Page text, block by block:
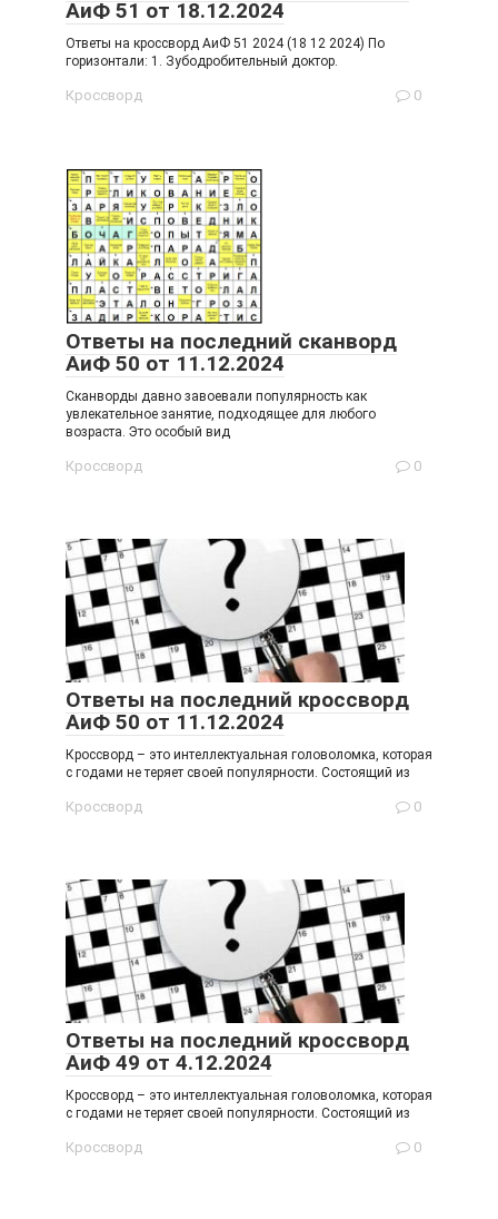
АиФ 51 от 18.12.2024
Ответы на кроссворд АиФ 51 2024 (18 12 2024) По
горизонтали: 1. Зубодробительный доктор.
Кроссворд 0
Ответы на последний сканворд
АиФ 50 от 11.12.2024
Сканворды давно завоевали популярность как
увлекательное занятие, подходящее для любого
возраста. Это особый вид
Кроссворд 0
Ответы на последний кроссворд
АиФ 50 от 11.12.2024
Кроссворд – это интеллектуальная головоломка, которая
с годами не теряет своей популярности. Состоящий из
Кроссворд 0
Ответы на последний кроссворд
АиФ 49 от 4.12.2024
Кроссворд – это интеллектуальная головоломка, которая
с годами не теряет своей популярности. Состоящий из
Кроссворд 0